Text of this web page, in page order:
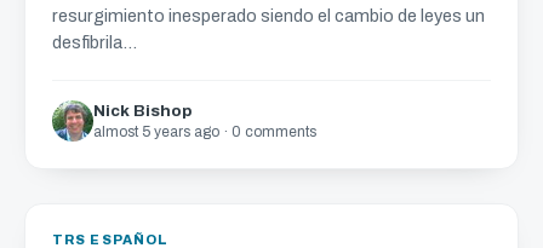
resurgimiento inesperado siendo el cambio de leyes un
desfibrila...
Nick Bishop
almost 5 years ago · 0 comments
TRS ESPAÑOL